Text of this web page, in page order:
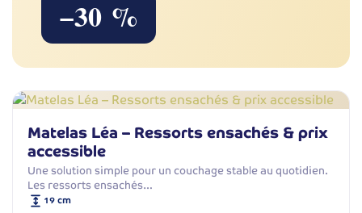
−30 %
Matelas Léa – Ressorts ensachés & prix
accessible
Une solution simple pour un couchage stable au quotidien.
Les ressorts ensachés…
19 cm